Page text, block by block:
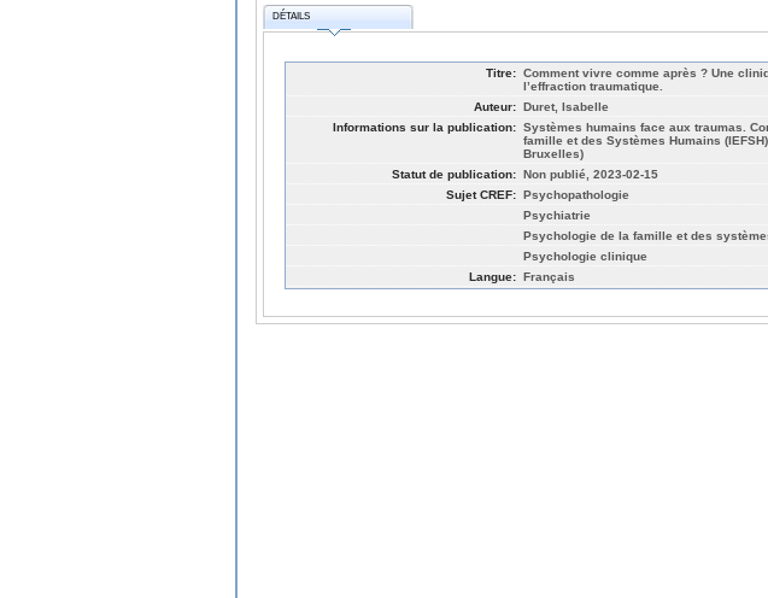
DÉTAILS
Titre: Comment vivre comme après ? Une
l’effraction traumatique.
Auteur: Duret, Isabelle
Informations sur la publication: Systèmes humains face aux traumas.
famille et des Systèmes Humains
Bruxelles)
Statut de publication: Non publié, 2023-02-15
Sujet CREF: Psychopathologie
Psychiatrie
Psychologie de la famille et des
Psychologie clinique
Langue: Français